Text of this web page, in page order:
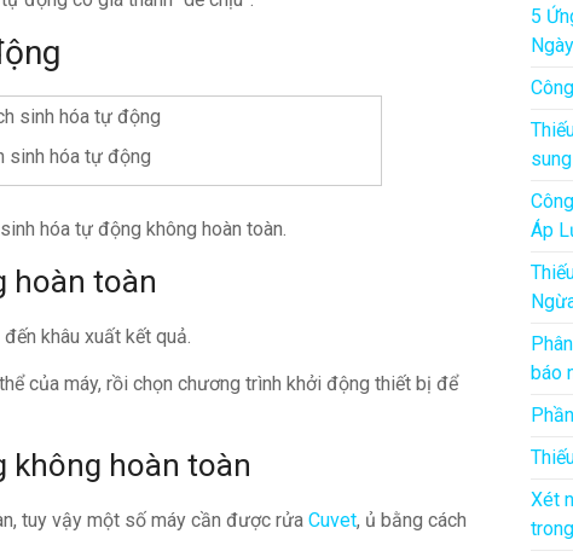
sinh hóa tự động
hóa tự động không hoàn toàn.
hoàn toàn
khâu xuất kết quả.
của máy, rồi chọn chương trình khởi động thiết bị để
không hoàn toàn
tuy vậy một số máy cần được rửa Cuvet, ủ bằng cách
5
Ngày
sung
Áp
báo
Xét